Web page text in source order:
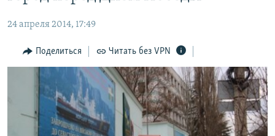
главной
навигации
Вернутся
11 ЛЕТ ОККУПАЦИИ КРЫМА. 11 ИСТОРИЙ СОПРОТИВЛЕНИЯ
ЕЩЕ
ИНТЕРАКТИВ
ИНФОГРАФИКА
ТЕЛЕПРОЕКТ КРЫМ.РЕАЛИИ
СОВЕТЫ ПРАВОЗАЩИТНИКОВ
РАДІО СВОБОДА
КАК ОБОЙТИ БЛОКИРОВКУ
Українською
Qırımtatar
24 апреля 2014, 17:49
Поделиться Читать без VPN